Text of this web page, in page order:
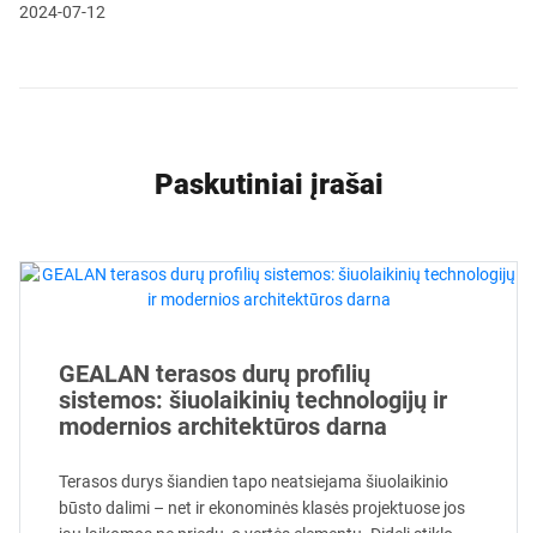
2024-07-12
Paskutiniai įrašai
GEALAN terasos durų profilių
sistemos: šiuolaikinių technologijų ir
modernios architektūros darna
Terasos durys šiandien tapo neatsiejama šiuolaikinio
būsto dalimi – net ir ekonominės klasės projektuose jos